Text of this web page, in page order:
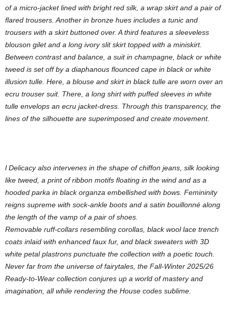
of a micro-jacket lined with bright red silk, a wrap skirt and a pair of
flared trousers. Another in bronze hues includes a tunic and
trousers with a skirt buttoned over. A third features a sleeveless
blouson gilet and a long ivory slit skirt topped with a miniskirt.
Between contrast and balance, a suit in champagne, black or white
tweed is set off by a diaphanous flounced cape in black or white
illusion tulle. Here, a blouse and skirt in black tulle are worn over an
ecru trouser suit. There, a long shirt with puffed sleeves in white
tulle envelops an ecru jacket-dress. Through this transparency, the
lines of the silhouette are superimposed and create movement.
l Delicacy also intervenes in the shape of chiffon jeans, silk looking
like tweed, a print of ribbon motifs floating in the wind and as a
hooded parka in black organza embellished with bows. Femininity
reigns supreme with sock-ankle boots and a satin bouillonné along
the length of the vamp of a pair of shoes.
Removable ruff-collars resembling corollas, black wool lace trench
coats inlaid with enhanced faux fur, and black sweaters with 3D
white petal plastrons punctuate the collection with a poetic touch.
Never far from the universe of fairytales, the Fall-Winter 2025/26
Ready-to-Wear collection conjures up a world of mastery and
imagination, all while rendering the House codes sublime.